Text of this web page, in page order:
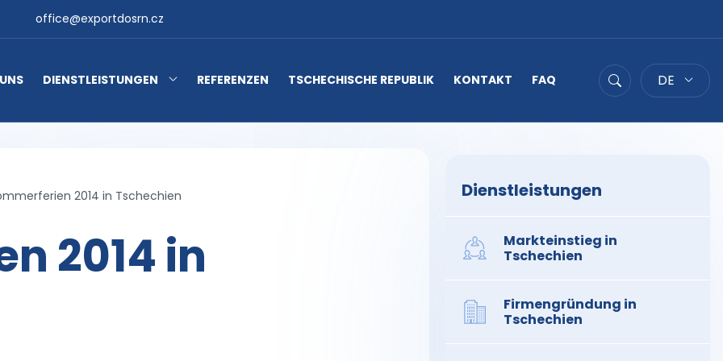
office@exportdosrn.cz
DIENSTLEISTUNGEN REFERENZEN TSCHECHISCHE REPUBLIK KONTAKT FAQ
Suche
DE
2014 in Tschechien
2014 in
Dienstleistungen
Markteinstieg in
Tschechien
Firmengründung in
Tschechien